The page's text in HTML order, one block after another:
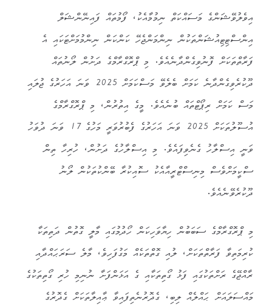
އިވެލުވޭޝަންގެ މަސައްކަތް ނިމުމާއެކު، ފޯމުތައް ފައިނޭންޝަލް
އިންސްޓިޓިއުޝަންތަކުން ނިންމަންޖެހޭ ކަންކަން ނިންމުމަށްޓަކައި އެ
ފަރާތްތަކަށް ފޮނުވިގެންދާނެއެވެ. މި ޕްރޮގްރާމްގެ ދަށުން ލޯނުތައް
ދޫކުރެވިގެންދާނެ ކަމަށް ބެލެވޭ މަސްކަމަށް 2025 ވަނަ އަހަރުގެ ޖުލައި
މަސް ކަމަށް ރިޕޯޓްތައް ބުނެއެވެ. މީގެ އިތުރުން، މި ޕްރޮގްރާމްގެ
އުސޫލުތަކަށް 2025 ވަނަ އަހަރުގެ ފެބުރުވަރީ މަހުގެ 17 ވަނަ ދުވަހު
ވަނީ އިސްލާހު ގެނެވިފައެވެ. މި އިސްލާހުގެ ދަށުން، ހުރިހާ ތިން
ސްކީމަށްވެސް މިނިސްޓްރީއާއެކު ސޮއިކުރާ ބޭންކުތަކުން ލޯނު
ދޫކުރެވޭނެއެވެ.
މި ޕްރޮގްރާމްގެ ސަބަބުން ހިޔާވަހިކަން ހޯދުމުގައި މާލީ ގޮތުން ދަތިތަކާ
ކުރިމަތިވާ ފަރާތްތަކަށް، ލުއި ގޮތްތަކެއް މަގުފަހިވެ، މާލެ ސަރަޙައްދާއި
ރާއްޖޭގެ ރަށްތަކުގައި ފަޅު ގޯތިތަކާއި ގެ އަޅަންފަށާ ނުނިމި ހުރި ގޯތިތަކުގެ
މައްސަލައަށް ޙައްލެއް ލިބި، ގެދޮރުނެތިފައިވާ ޢާއިލާތަކަށް ގެދޮރުގެ